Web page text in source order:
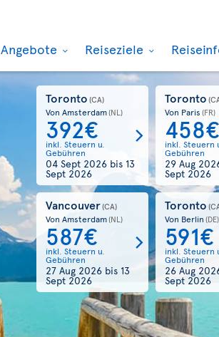
Angebote Reiseziele
Toronto (CA)
Von Amsterdam(NL)
392€
inkl. Steuern u.
Gebühren
04 Sept 2026 bis 13
Sept 2026
Toronto
Von Paris (FR)
458€
inkl. Steuern
Gebühren
29 Aug
Sept 2026
Vancouver(CA)
Von Amsterdam(NL)
587€
inkl. Steuern u.
Gebühren
27 Aug 2026 bis 13
Sept 2026
Toronto
Von Berlin (DE)
591€
inkl. Steuern
Gebühren
26 Aug
Sept 2026